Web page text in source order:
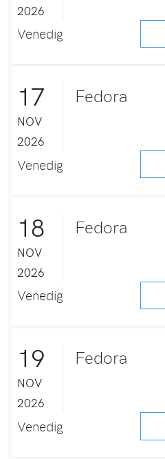
2026
Venedig
17
NOV
2026
Fedora
Venedig
18
NOV
2026
Fedora
Venedig
19
NOV
2026
Fedora
Venedig